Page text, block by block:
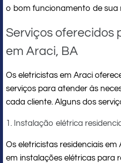
o bom funcionamento de sua
Serviços oferecidos
em Araci, BA
Os eletricistas em Araci
serviços para atender às
cada cliente. Alguns dos
1. Instalação elétrica
Os eletricistas residenciais
em instalações elétricas para